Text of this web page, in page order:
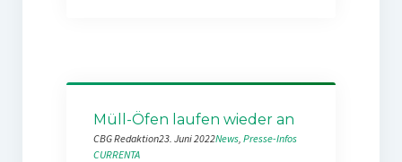
Müll-Öfen laufen wieder an
CBG Redaktion23. Juni 2022News, Presse-Infos
CURRENTA